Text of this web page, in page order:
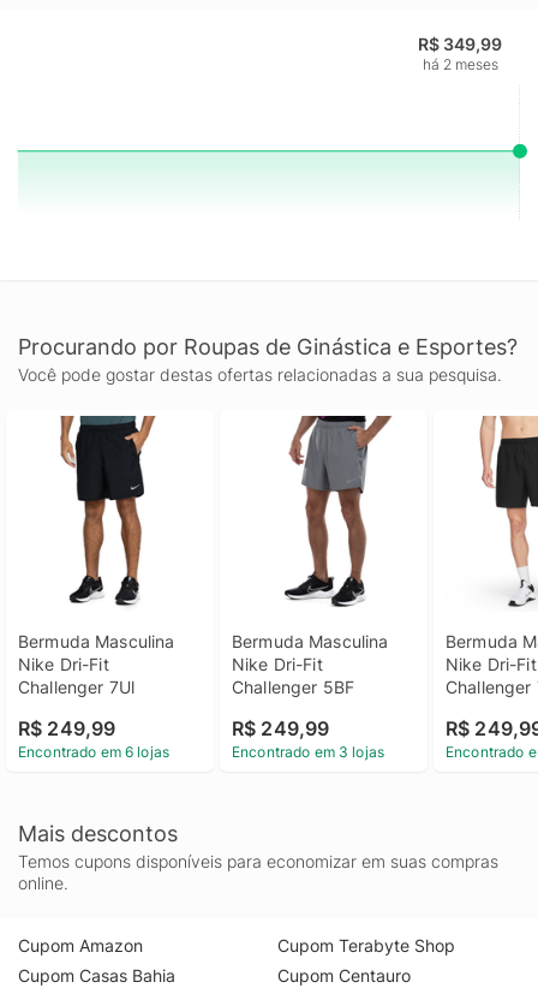
R$ 349,99
há 2 meses
Procurando por Roupas de Ginástica e Esportes?
Você pode gostar destas ofertas relacionadas a sua pesquisa.
Bermuda Masculina
Nike Dri-Fit
Challenger 7Ul
R$ 249,99
Encontrado em 6 lojas
Bermuda Masculina
Nike Dri-Fit
Challenger 5BF
R$ 249,99
Encontrado em 3 lojas
Bermuda
Nike Dri-Fit
Challenger
R$
Encontrado
Mais descontos
Temos cupons disponíveis para economizar em suas compras
online.
Cupom Amazon
Cupom Casas Bahia
Cupom Terabyte Shop
Cupom Centauro